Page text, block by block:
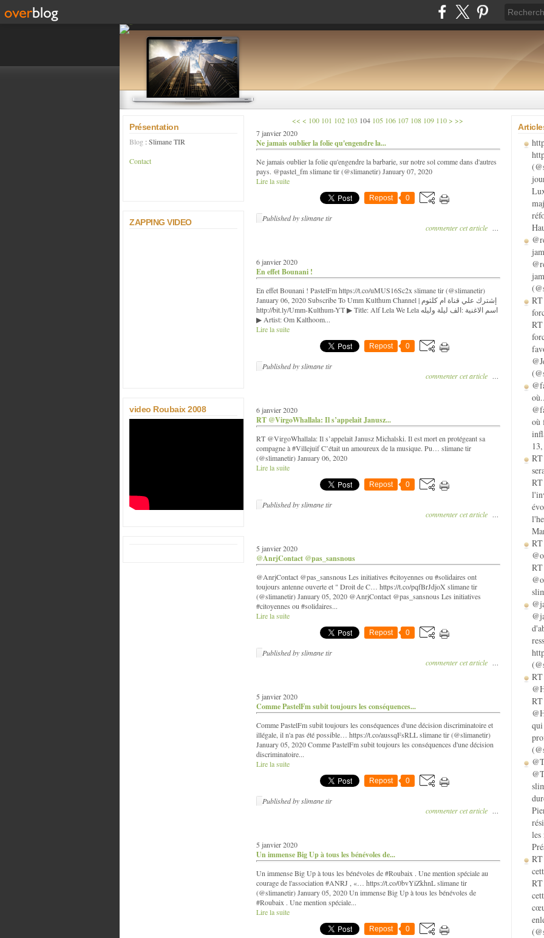
Présentation
Blog : Slimane TIR
Contact
ZAPPING VIDEO
video Roubaix 2008
<< < 100 101 102 103 104 105 106 107 108 109 110120
130
140
150
160
170
180
190
200
300
400
500
> >>
7 janvier 2020
Ne jamais oublier la folie qu'engendre la...
Ne jamais oublier la folie qu'engendre la barbarie, sur notre sol comme dans d'autres
pays. @pastel_fm slimane tir (@slimanetir) January 07, 2020
Lire la suite
Repost 0
Published by slimane tir
commenter cet article …
6 janvier 2020
En effet Bounani !
En effet Bounani ! PastelFm https://t.co/uMUS16Sc2x slimane tir (@slimanetir)
January 06, 2020 Subscribe To Umm Kulthum Channel | إشترك علي قناة ام كلثوم
http://bit.ly/Umm-Kulthum-YT ▶ Title: Alf Lela We Lela اسم الاغنية :الف ليلة وليله
▶ Artist: Om Kalthoom...
Lire la suite
Repost 0
Published by slimane tir
commenter cet article …
6 janvier 2020
RT @VirgoWhallala: Il s’appelait Janusz...
RT @VirgoWhallala: Il s’appelait Janusz Michalski. Il est mort en protégeant sa
compagne à #Villejuif C’était un amoureux de la musique. Pu… slimane tir
(@slimanetir) January 06, 2020
Lire la suite
Repost 0
Published by slimane tir
commenter cet article …
5 janvier 2020
@AnrjContact @pas_sansnous
@AnrjContact @pas_sansnous Les initiatives #citoyennes ou #solidaires ont
toujours antenne ouverte et " Droit de C… https://t.co/pqfBrJdjoX slimane tir
(@slimanetir) January 05, 2020 @AnrjContact @pas_sansnous Les initiatives
#citoyennes ou #solidaires...
Lire la suite
Repost 0
Published by slimane tir
commenter cet article …
5 janvier 2020
Comme PastelFm subit toujours les conséquences...
Comme PastelFm subit toujours les conséquences d'une décision discriminatoire et
illégale, il n'a pas été possible… https://t.co/aussqFsRLL slimane tir (@slimanetir)
January 05, 2020 Comme PastelFm subit toujours les conséquences d'une décision
discriminatoire...
Lire la suite
Repost 0
Published by slimane tir
commenter cet article …
5 janvier 2020
Un immense Big Up à tous les bénévoles de...
Un immense Big Up à tous les bénévoles de #Roubaix . Une mention spéciale au
courage de l'association #ANRJ , «… https://t.co/0bvYiZkhnL slimane tir
(@slimanetir) January 05, 2020 Un immense Big Up à tous les bénévoles de
#Roubaix . Une mention spéciale...
Lire la suite
Repost 0
où
les